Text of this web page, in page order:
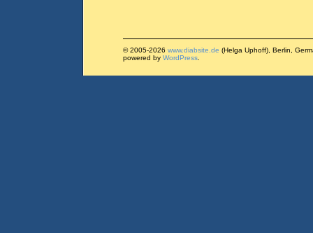
© 2005-2026 www.diabsite.de (Helga Uphoff), Berlin,
powered by WordPress.